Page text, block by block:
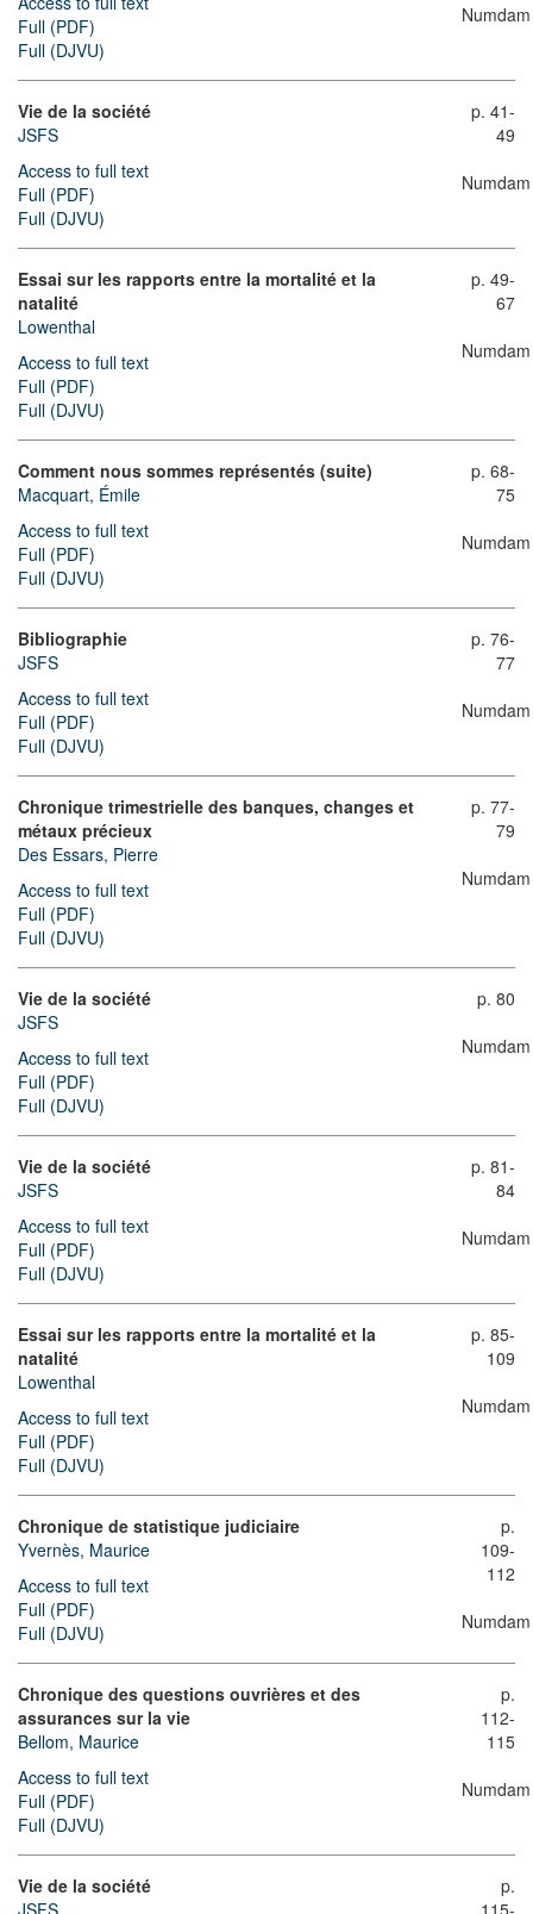
Full (PDF)
Full (DJVU)
Numdam
Vie de la société
JSFS
Access to full text
Full (PDF)
Full (DJVU)
p. 41-
49
Numdam
Essai sur les rapports entre la mortalité et la
natalité
Lowenthal
Access to full text
Full (PDF)
Full (DJVU)
p. 49-
67
Numdam
Comment nous sommes représentés (suite)
Macquart, Émile
Access to full text
Full (PDF)
Full (DJVU)
p. 68-
75
Numdam
Bibliographie
JSFS
Access to full text
Full (PDF)
Full (DJVU)
p. 76-
77
Numdam
Chronique trimestrielle des banques, changes et
métaux précieux
Des Essars, Pierre
Access to full text
Full (PDF)
Full (DJVU)
p. 77-
79
Numdam
Vie de la société
JSFS
Access to full text
Full (PDF)
Full (DJVU)
p. 80
Numdam
Vie de la société
JSFS
Access to full text
Full (PDF)
Full (DJVU)
p. 81-
84
Numdam
Essai sur les rapports entre la mortalité et la
natalité
Lowenthal
Access to full text
Full (PDF)
Full (DJVU)
p. 85-
109
Numdam
Chronique de statistique judiciaire
Yvernès, Maurice
Access to full text
Full (PDF)
Full (DJVU)
p.
109-
112
Numdam
Chronique des questions ouvrières et des
assurances sur la vie
Bellom, Maurice
Access to full text
Full (PDF)
Full (DJVU)
p.
112-
115
Numdam
Vie de la société
JSFS
p.
115-